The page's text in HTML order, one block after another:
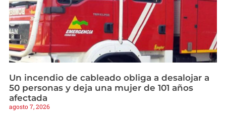
Un incendio de cableado obliga a desalojar a
50 personas y deja una mujer de 101 años
afectada
agosto 7, 2026